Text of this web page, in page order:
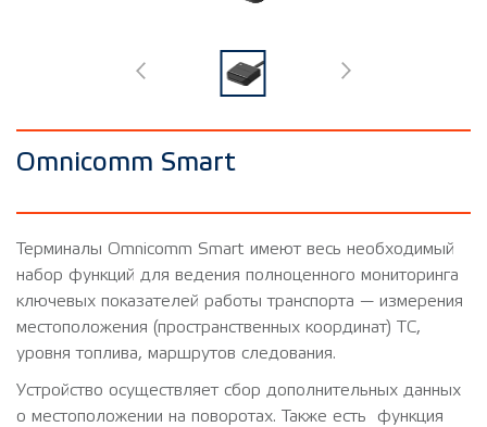
Omnicomm Smart
Терминалы Omnicomm Smart имеют весь необходимый
набор функций для ведения полноценного мониторинга
ключевых показателей работы транспорта — измерения
местоположения (пространственных координат) ТС,
уровня топлива, маршрутов следования.
Устройство осуществляет сбор дополнительных данных
о местоположении на поворотах. Также есть функция